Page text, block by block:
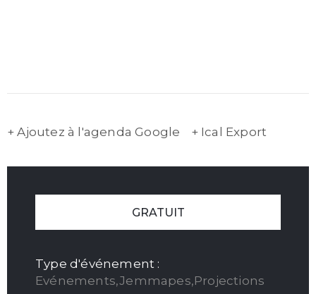
+ Ajoutez à l'agenda Google + Ical Export
GRATUIT
Type d'événement :
Evénements,Jemmapes,Projections